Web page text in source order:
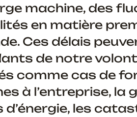
machine, des
en matière
Ces délais
de notre
comme cas de
à l’entreprise, la
d’énergie, les